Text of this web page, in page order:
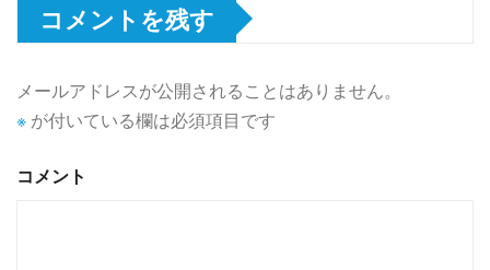
コメントを残す
メールアドレスが公開されることはありません。
※ が付いている欄は必須項目です
コメント